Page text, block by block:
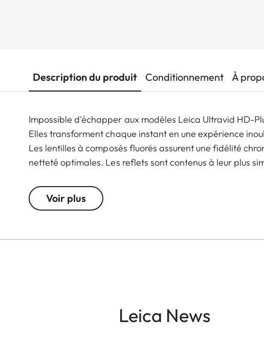
Description du produit Conditionnement À
Impossible d'échapper aux modèles Leica Ultravid HD-
Elles transforment chaque instant en une expérience
Les lentilles à composés fluorés assurent une fidélité
netteté optimales. Les reflets sont contenus à leur plus
inférieure à deux tours complets entre la distance
ainsi une mise au point rapide et parfaite. Grâce à leur
Voir plus
Leica News